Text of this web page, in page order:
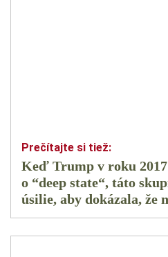
Keď Trump v roku
o “deep state“, táto
úsilie, aby dokázala, že